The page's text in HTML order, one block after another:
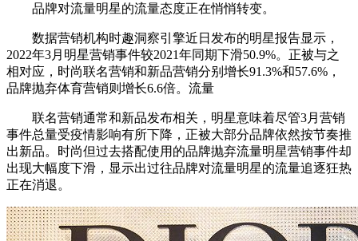
品牌对流量明星的流量态度正在悄悄转变。
数据营销机构时趣洞察引擎近日发布的明星报告显示，
2022年3月明星营销事件较2021年同期下滑50.9%。正被与之
相对应，时尚联名营销和新品营销分别增长91.3%和57.6%，
品牌抛弃体育营销则增长6.6倍。流量
联名营销通常和新品发布相关，明星意味着尽管3月营销
事件总量受疫情影响有所下降，正被大部分品牌依然按节奏推
出新品。时尚但过去搭配使用的品牌抛弃流量明星营销事件却
出现大幅度下滑，显示出过往品牌对流量明星的流量追逐狂热
正在消退。